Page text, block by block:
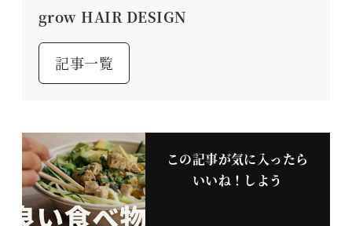
grow HAIR DESIGN
記事一覧
この記事が気に入ったら
いいね！しよう